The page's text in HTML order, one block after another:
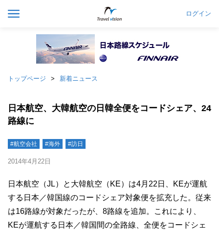
ログイン
トップページ 新着ニュース
日本航空、大韓航空の日韓全便をコードシェア、24
路線に
#航空会社 #海外 #訪日
2014年4月22日
日本航空（JL）と大韓航空（KE）は4月22日、KEが運航
する日本／韓国線のコードシェア対象便を拡充した。従来
は16路線が対象だったが、8路線を追加。これにより、
KEが運航する日本／韓国間の全路線、全便をコードシェ